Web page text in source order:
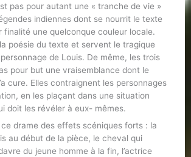
pas pour autant une « tranche de vie »
indiennes dont se nourrit le texte
finalité une quelconque couleur locale.
poésie du texte et servent le tragique
de Louis. De même, les trois
pour but une vraisemblance dont le
cure. Elles contraignent les personnages
en les plaçant dans une situation
doit les révéler à eux- mêmes.
drame des effets scéniques forts : la
au début de la pièce, le cheval qui
du jeune homme à la fin, l’actrice